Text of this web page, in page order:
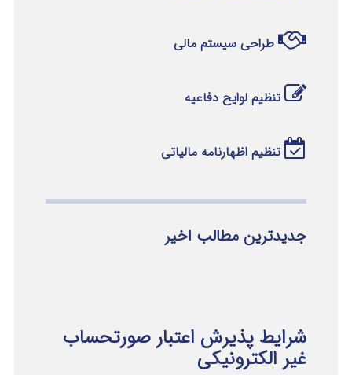
طراحی سیستم مالی
تنظیم لوایح دفاعیه
تنظیم اظهارنامه مالیاتی
جدیدترین مطالب اخیر
شرایط پذیرش اعتبار صورتحساب
غیر الکترونیکی